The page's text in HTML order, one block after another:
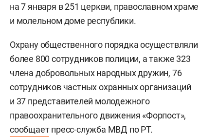
на 7 января в 251 церкви, православном храме
и молельном доме республики.
Охрану общественного порядка осуществляли
более 800 сотрудников полиции, а также 323
члена добровольных народных дружин, 76
сотрудников частных охранных организаций
и 37 представителей молодежного
правоохранительного движения «Форпост»,
сообщаетпресс-служба МВД по РТ.